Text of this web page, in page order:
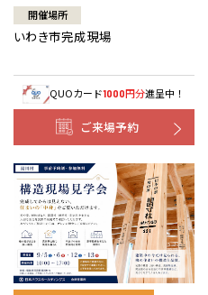
開催場所
いわき市完成現場
QUOカード1000円分進呈中！
ご来場予約